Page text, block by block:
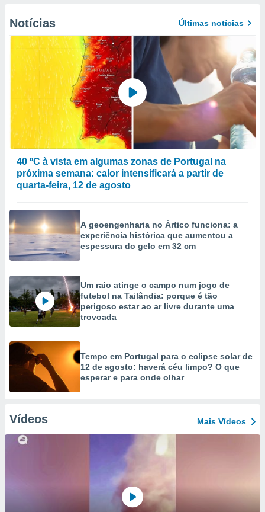
Notícias Últimas notícias
40 ºC à vista em algumas zonas de Portugal na
próxima semana: calor intensificará a partir de
quarta-feira, 12 de agosto
A geoengenharia no Ártico funciona: a
experiência histórica que aumentou a
espessura do gelo em 32 cm
Um raio atinge o campo num jogo de
futebol na Tailândia: porque é tão
perigoso estar ao ar livre durante uma
trovoada
Tempo em Portugal para o eclipse solar de
12 de agosto: haverá céu limpo? O que
esperar e para onde olhar
Vídeos Mais Vídeos